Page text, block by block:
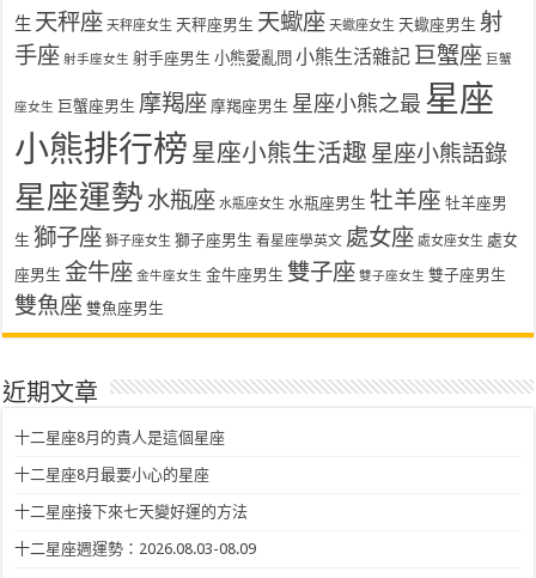
生 天秤座 天秤座女生 天秤座男生 天蠍座 天蠍座女生 天蠍座男生 射
手座 射手座女生 射手座男生 小熊愛亂問 小熊生活雜記 巨蟹座 巨蟹
座女生 巨蟹座男生 摩羯座 摩羯座男生 星座小熊之最 星座
小熊排行榜 星座小熊生活趣 星座小熊語錄
星座運勢 水瓶座 水瓶座女生 水瓶座男生 牡羊座 牡羊座男
生 獅子座 獅子座女生 獅子座男生 看星座學英文 處女座 處女座女生 處女
座男生 金牛座 金牛座女生 金牛座男生 雙子座 雙子座女生 雙子座男生
雙魚座 雙魚座男生
近期文章
十二星座8月的貴人是這個星座
十二星座8月最要小心的星座
十二星座接下來七天變好運的方法
十二星座週運勢：2026.08.03-08.09